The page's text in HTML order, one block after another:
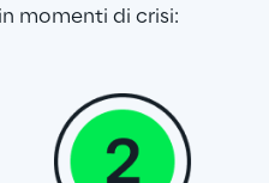
momenti di crisi: